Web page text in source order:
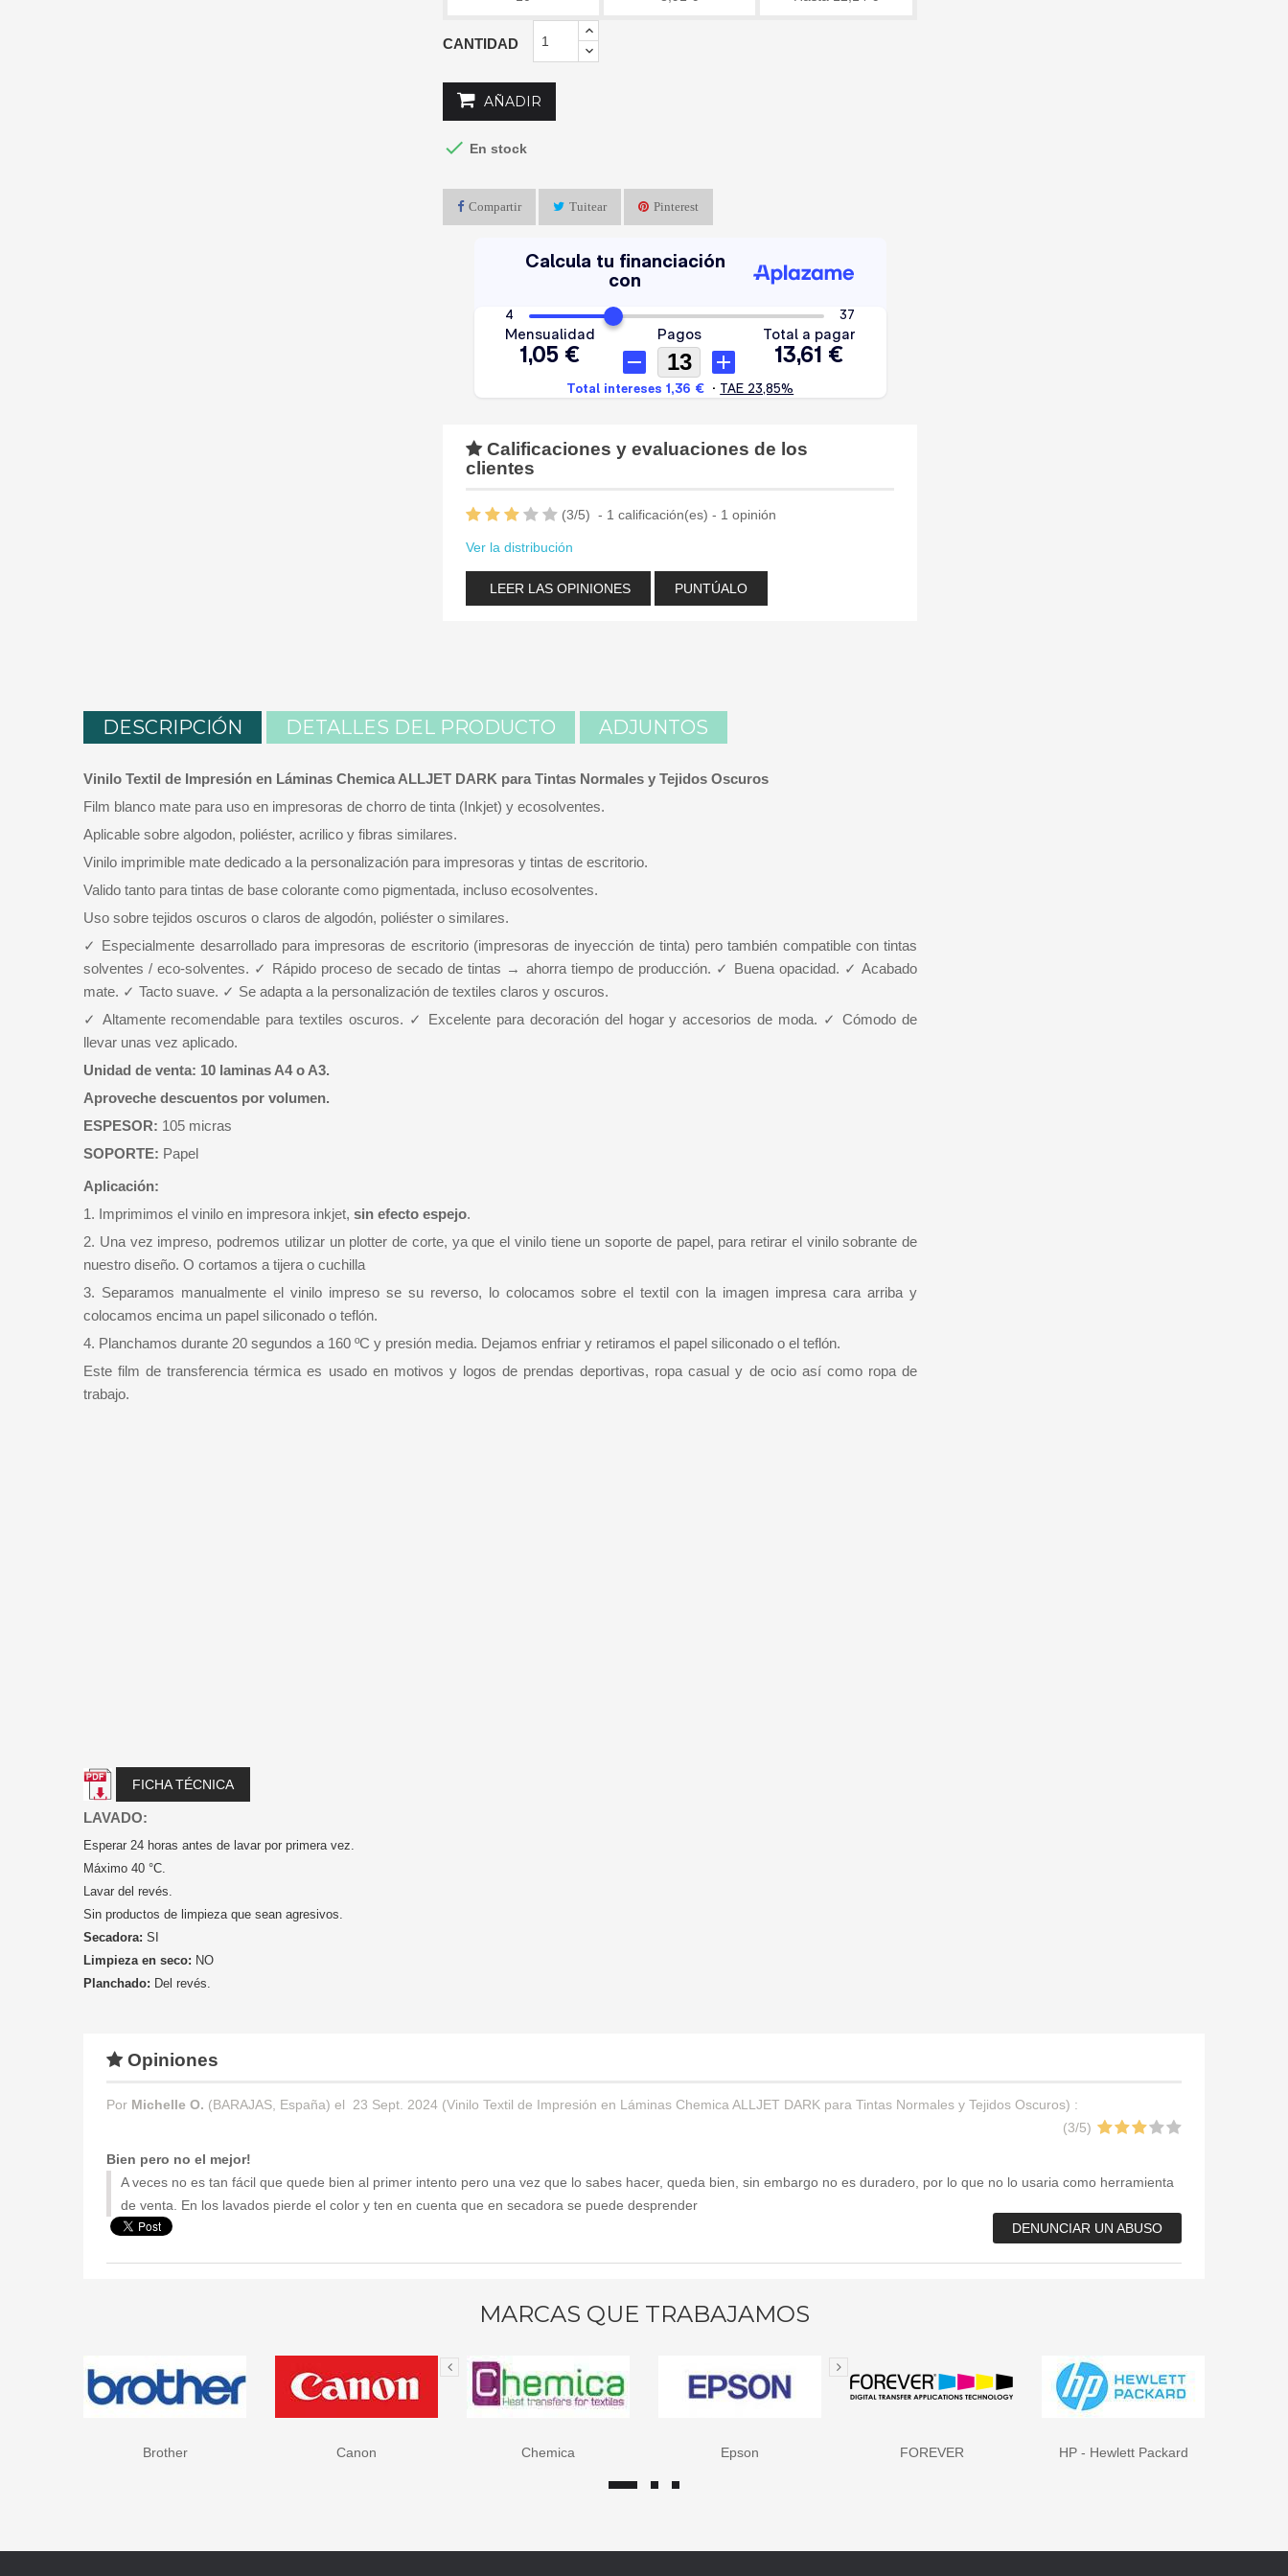
CANTIDAD
AÑADIR
 En stock
Compartir Tuitear Pinterest
Calificaciones y evaluaciones de los
clientes
(3/5) - 1 calificación(es) - 1 opinión
Ver la distribución
LEER LAS OPINIONES PUNTÚALO
DESCRIPCIÓN DETALLES DEL PRODUCTO ADJUNTOS
Vinilo Textil de Impresión en Láminas Chemica ALLJET DARK para Tintas Normales y Tejidos Oscuros
Film blanco mate para uso en impresoras de chorro de tinta (Inkjet) y ecosolventes.
Aplicable sobre algodon, poliéster, acrilico y fibras similares.
Vinilo imprimible mate dedicado a la personalización para impresoras y tintas de escritorio.
Valido tanto para tintas de base colorante como pigmentada, incluso ecosolventes.
Uso sobre tejidos oscuros o claros de algodón, poliéster o similares.
✓ Especialmente desarrollado para impresoras de escritorio (impresoras de inyección de tinta) pero también compatible con tintas
solventes / eco-solventes. ✓ Rápido proceso de secado de tintas → ahorra tiempo de producción. ✓ Buena opacidad. ✓ Acabado
mate. ✓ Tacto suave. ✓ Se adapta a la personalización de textiles claros y oscuros.
✓ Altamente recomendable para textiles oscuros. ✓ Excelente para decoración del hogar y accesorios de moda. ✓ Cómodo de
llevar unas vez aplicado.
Unidad de venta: 10 laminas A4 o A3.
Aproveche descuentos por volumen.
ESPESOR: 105 micras
SOPORTE: Papel
Aplicación:
1. Imprimimos el vinilo en impresora inkjet, sin efecto espejo.
2. Una vez impreso, podremos utilizar un plotter de corte, ya que el vinilo tiene un soporte de papel, para retirar el vinilo sobrante de
nuestro diseño. O cortamos a tijera o cuchilla
3. Separamos manualmente el vinilo impreso se su reverso, lo colocamos sobre el textil con la imagen impresa cara arriba y
colocamos encima un papel siliconado o teflón.
4. Planchamos durante 20 segundos a 160 ºC y presión media. Dejamos enfriar y retiramos el papel siliconado o el teflón.
Este film de transferencia térmica es usado en motivos y logos de prendas deportivas, ropa casual y de ocio así como ropa de
trabajo.
FICHA TÉCNICA
LAVADO:
Esperar 24 horas antes de lavar por primera vez.
Máximo 40 °C.
Lavar del revés.
Sin productos de limpieza que sean agresivos.
Secadora: SI
Limpieza en seco: NO
Planchado: Del revés.
Opiniones
Por Michelle O. (BARAJAS, España) el 23 Sept. 2024 (Vinilo Textil de Impresión en Láminas Chemica ALLJET DARK para Tintas Normales y Tejidos Oscuros) :
(3/5)
Bien pero no el mejor!
A veces no es tan fácil que quede bien al primer intento pero una vez que lo sabes hacer, queda bien, sin embargo no es duradero, por lo que no lo usaria como herramienta
de venta. En los lavados pierde el color y ten en cuenta que en secadora se puede desprender
DENUNCIAR UN ABUSO
MARCAS QUE TRABAJAMOS
Brother Canon Chemica Epson FOREVER HP - Hewlett Packard